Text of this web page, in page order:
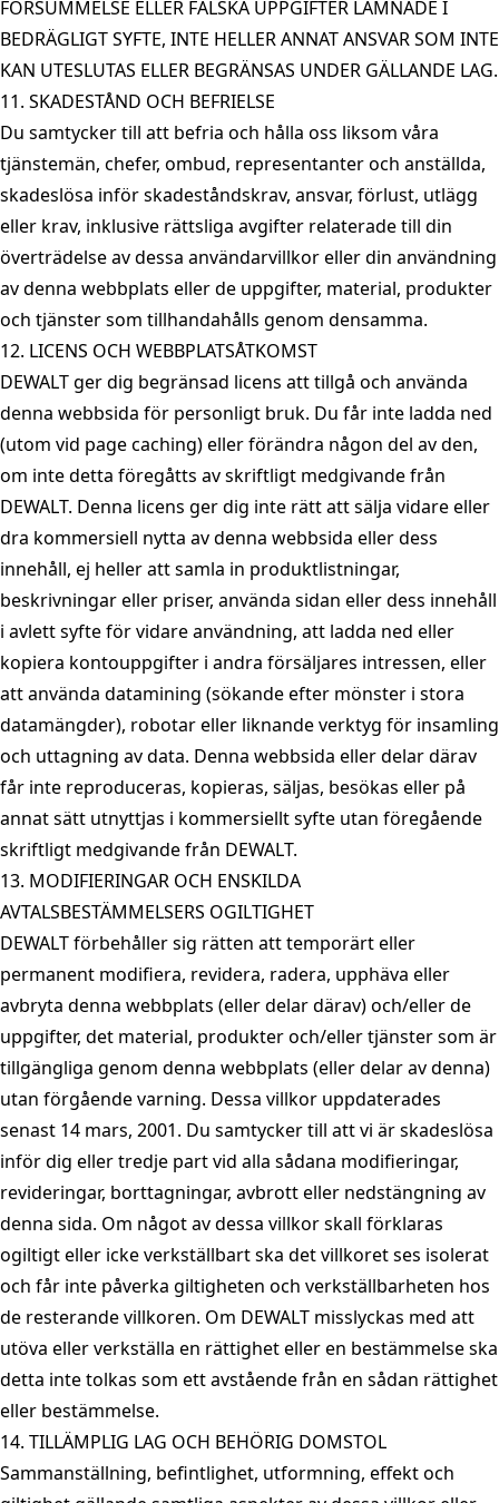
FÖRSUMMELSE ELLER FALSKA UPPGIFTER LÄMNADE I
BEDRÄGLIGT SYFTE, INTE HELLER ANNAT ANSVAR SOM INTE
KAN UTESLUTAS ELLER BEGRÄNSAS UNDER GÄLLANDE LAG.
11. SKADESTÅND OCH BEFRIELSE
Du samtycker till att befria och hålla oss liksom våra
tjänstemän, chefer, ombud, representanter och anställda,
skadeslösa inför skadeståndskrav, ansvar, förlust, utlägg
eller krav, inklusive rättsliga avgifter relaterade till din
överträdelse av dessa användarvillkor eller din användning
av denna webbplats eller de uppgifter, material, produkter
och tjänster som tillhandahålls genom densamma.
12. LICENS OCH WEBBPLATSÅTKOMST
DEWALT ger dig begränsad licens att tillgå och använda
denna webbsida för personligt bruk. Du får inte ladda ned
(utom vid page caching) eller förändra någon del av den,
om inte detta föregåtts av skriftligt medgivande från
DEWALT. Denna licens ger dig inte rätt att sälja vidare eller
dra kommersiell nytta av denna webbsida eller dess
innehåll, ej heller att samla in produktlistningar,
beskrivningar eller priser, använda sidan eller dess innehåll
i avlett syfte för vidare användning, att ladda ned eller
kopiera kontouppgifter i andra försäljares intressen, eller
att använda datamining (sökande efter mönster i stora
datamängder), robotar eller liknande verktyg för insamling
och uttagning av data. Denna webbsida eller delar därav
får inte reproduceras, kopieras, säljas, besökas eller på
annat sätt utnyttjas i kommersiellt syfte utan föregående
skriftligt medgivande från DEWALT.
13. MODIFIERINGAR OCH ENSKILDA
AVTALSBESTÄMMELSERS OGILTIGHET
DEWALT förbehåller sig rätten att temporärt eller
permanent modifiera, revidera, radera, upphäva eller
avbryta denna webbplats (eller delar därav) och/eller de
uppgifter, det material, produkter och/eller tjänster som är
tillgängliga genom denna webbplats (eller delar av denna)
utan förgående varning. Dessa villkor uppdaterades
senast 14 mars, 2001. Du samtycker till att vi är skadeslösa
inför dig eller tredje part vid alla sådana modifieringar,
revideringar, borttagningar, avbrott eller nedstängning av
denna sida. Om något av dessa villkor skall förklaras
ogiltigt eller icke verkställbart ska det villkoret ses isolerat
och får inte påverka giltigheten och verkställbarheten hos
de resterande villkoren. Om DEWALT misslyckas med att
utöva eller verkställa en rättighet eller en bestämmelse ska
detta inte tolkas som ett avstående från en sådan rättighet
eller bestämmelse.
14. TILLÄMPLIG LAG OCH BEHÖRIG DOMSTOL
Sammanställning, befintlighet, utformning, effekt och